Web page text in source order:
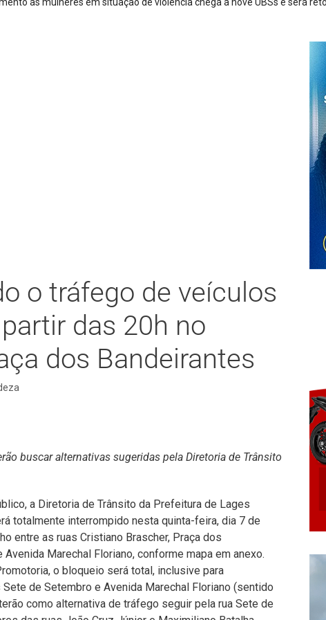
o tráfego de veículos
das 20h no
dos Bandeirantes
buscar alternativas sugeridas pela Diretoria de Trânsito
a Diretoria de Trânsito da Prefeitura de Lages
totalmente interrompido nesta quinta-feira, dia 7 de
entre as ruas Cristiano Brascher, Praça dos
Avenida Marechal Floriano, conforme mapa em anexo.
o bloqueio será total, inclusive para
de Setembro e Avenida Marechal Floriano (sentido
como alternativa de tráfego seguir pela rua Sete de